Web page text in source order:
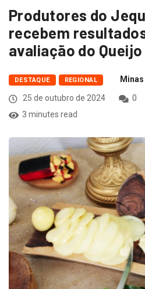
Produtores do
recebem
avaliação do
DESTAQUE REGIONAL
25 de outubro de 2024
0
3 minutes read